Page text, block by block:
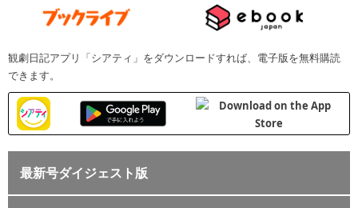
観劇日記アプリ「シアティ」をダウンロードすれば、電子版を無料購読
できます。
最新号ダイジェスト版